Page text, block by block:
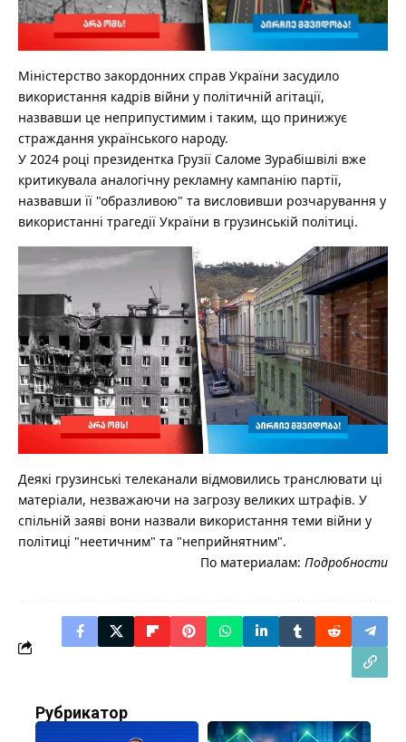
Міністерство закордонних справ України засудило
використання кадрів війни у політичній агітації,
назвавши це неприпустимим і таким, що принижує
страждання українського народу.
У 2024 році президентка Грузії Саломе Зурабішвілі вже
критикувала аналогічну рекламну кампанію партії,
назвавши її "образливою" та висловивши розчарування у
використанні трагедії України в грузинській політиці.
Деякі грузинські телеканали відмовились транслювати ці
матеріали, незважаючи на загрозу великих штрафів. У
спільній заяві вони назвали використання теми війни у
політиці "неетичним" та "неприйнятним".
По материалам: Подробности
Рубрикатор